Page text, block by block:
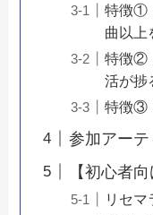
特徴①
曲以上
特徴②
活が捗
特徴③
参加アー
【初心者
リセマ